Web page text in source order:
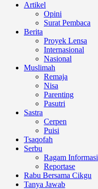
Artikel
Opini
Surat Pembaca
Berita
Proyek Lensa
Internasional
Nasional
Muslimah
Remaja
Nisa
Parenting
Pasutri
Sastra
Cerpen
Puisi
Tsaqofah
Serbu
Ragam Informasi
Reportase
Rabu Bersama Cikgu
Tanya Jawab